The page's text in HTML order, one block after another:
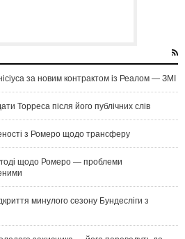
за новим контрактом із Реалом — ЗМІ
Торреса після його публічних слів
з Ромеро щодо трансферу
щодо Ромеро — проблеми
минулого сезону Бундесліги з